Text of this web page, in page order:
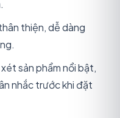
thiện, dễ dàng
sản phẩm nổi bật,
nhắc trước khi đặt